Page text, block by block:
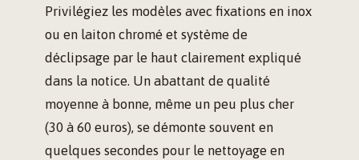
Privilégiez les modèles avec fixations en inox
ou en laiton chromé et système de
déclipsage par le haut clairement expliqué
dans la notice. Un abattant de qualité
moyenne à bonne, même un peu plus cher
(30 à 60 euros), se démonte souvent en
quelques secondes pour le nettoyage en